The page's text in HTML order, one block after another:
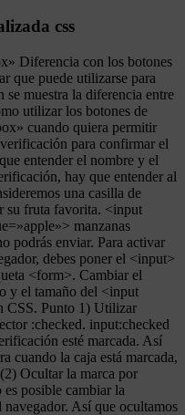
css
Diferencia con los botones
que puede utilizarse para
muestra la diferencia entre
utilizar los botones de
cuando quiera permitir
para confirmar el
entender el nombre y el
hay que entender al
una casilla de
su fruta favorita. <input
manzanas
podrás enviar. Para activar
debes poner el <input>
<form>. Cambiar el
y el tamaño del <input
CSS. Punto 1) Utilizar
:checked. input:checked
esté marcada. Así
cuando la caja está marcada,
Ocultar la marca por
posible cambiar la
Así que ocultamos